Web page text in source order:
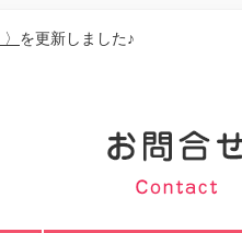
を更新しました♪